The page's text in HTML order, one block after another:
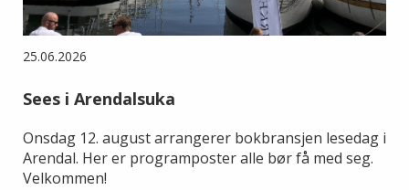
25.06.2026
Sees i Arendalsuka
Onsdag 12. august arrangerer bokbransjen lesedag i
Arendal. Her er programposter alle bør få med seg.
Velkommen!